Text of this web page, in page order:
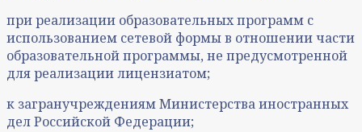
при реализации образовательных программ с
использованием сетевой формы в отношении части
образовательной программы, не предусмотренной
для реализации лицензиатом;
к загранучреждениям Министерства иностранных
дел Российской Федерации;